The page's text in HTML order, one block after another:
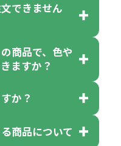
できません
、注文可能数
でのご注文とな
商品で、色や
ますか？
のラベルがつい
不可となって
か？
ざいますが商
商品について